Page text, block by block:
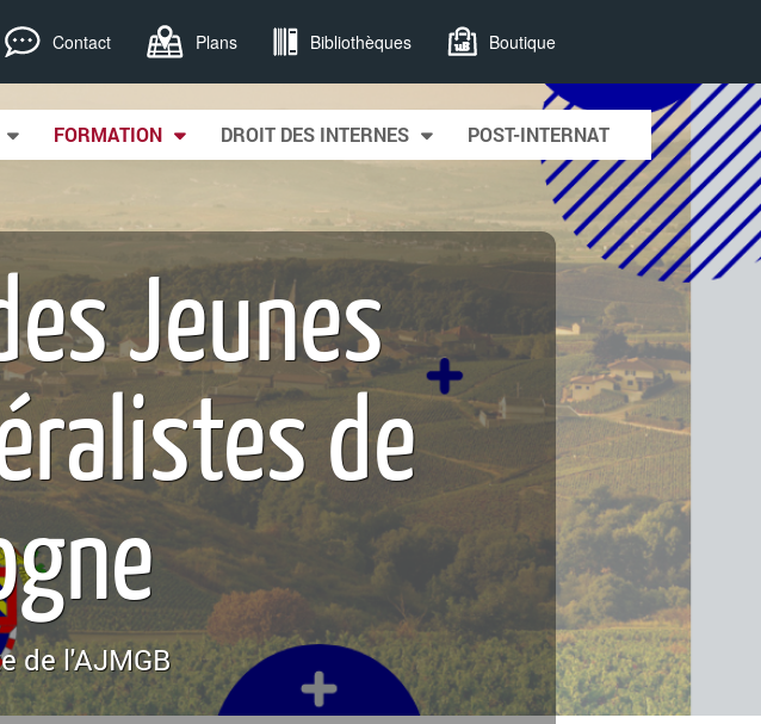
Contact Plans Bibliothèques Boutique
FORMATION DROIT DES INTERNES POST-INTERNAT
Jeunes
de
de l'AJMGB